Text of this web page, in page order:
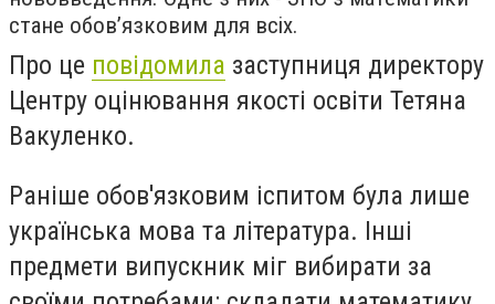
стане обов’язковим для всіх.
Про це повідомила заступниця директору
Центру оцінювання якості освіти Тетяна
Вакуленко.
Раніше обов'язковим іспитом була лише
українська мова та література. Інші
предмети випускник міг вибирати за